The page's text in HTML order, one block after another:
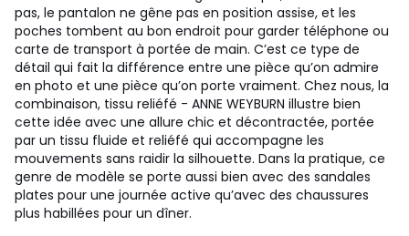
pas, le pantalon ne gêne pas en position assise, et les
poches tombent au bon endroit pour garder téléphone ou
carte de transport à portée de main. C’est ce type de
détail qui fait la différence entre une pièce qu’on admire
en photo et une pièce qu’on porte vraiment. Chez nous, la
combinaison, tissu reliéfé - ANNE WEYBURN illustre bien
cette idée avec une allure chic et décontractée, portée
par un tissu fluide et reliéfé qui accompagne les
mouvements sans raidir la silhouette. Dans la pratique, ce
genre de modèle se porte aussi bien avec des sandales
plates pour une journée active qu’avec des chaussures
plus habillées pour un dîner.